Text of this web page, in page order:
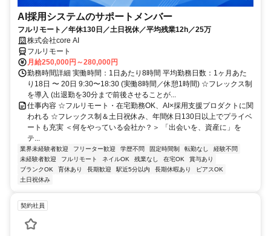
AI採用システムのサポートメンバー
フルリモート／年休130日／土日祝休／平均残業12h／25万
株式会社core AI
フルリモート
月給250,000円～280,000円
勤務時間詳細 実働時間：1日あたり8時間 平均勤務日数：1ヶ月あた
り18日 〜 20日 9:30〜18:30 (実働8時間／休憩1時間) ☆フレックス制
を導入 (出退勤を30分まで前後させることが...
仕事内容 ☆フルリモート・在宅勤務OK、AI×採用支援プロダクトに関
われる ☆フレックス制＆土日祝休み、年間休日130日以上でプライベ
ートも充実 ＜何をやっている会社か？＞ 「出会いを、資産に」を
テ...
業界未経験者歓迎 フリーター歓迎 学歴不問 固定時間制 転勤なし
経験不問
未経験者歓迎
フルリモート ネイルOK 残業なし 在宅OK
賞与あり
ブランクOK
育休あり 長期歓迎 駅近5分以内 長期休暇あり
ピアスOK
土日祝休み
契約社員